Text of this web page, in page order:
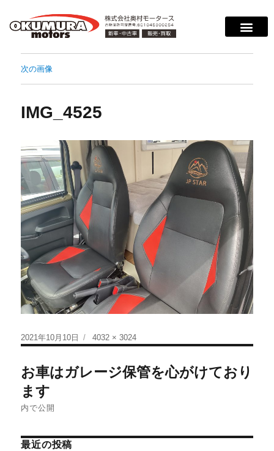
次の画像
IMG_4525
2021年10月10日 4032 × 3024
お車はガレージ保管を心がけており
ます
内で公開
最近の投稿